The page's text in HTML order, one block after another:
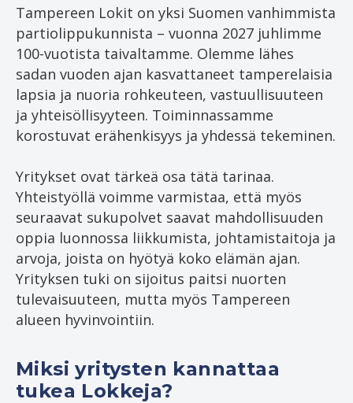
Tampereen Lokit on yksi Suomen vanhimmista
partiolippukunnista – vuonna 2027 juhlimme
100-vuotista taivaltamme. Olemme lähes
sadan vuoden ajan kasvattaneet tamperelaisia
lapsia ja nuoria rohkeuteen, vastuullisuuteen
ja yhteisöllisyyteen. Toiminnassamme
korostuvat erähenkisyys ja yhdessä tekeminen.
Yritykset ovat tärkeä osa tätä tarinaa.
Yhteistyöllä voimme varmistaa, että myös
seuraavat sukupolvet saavat mahdollisuuden
oppia luonnossa liikkumista, johtamistaitoja ja
arvoja, joista on hyötyä koko elämän ajan.
Yrityksen tuki on sijoitus paitsi nuorten
tulevaisuuteen, mutta myös Tampereen
alueen hyvinvointiin.
Miksi yritysten kannattaa
tukea Lokkeja?